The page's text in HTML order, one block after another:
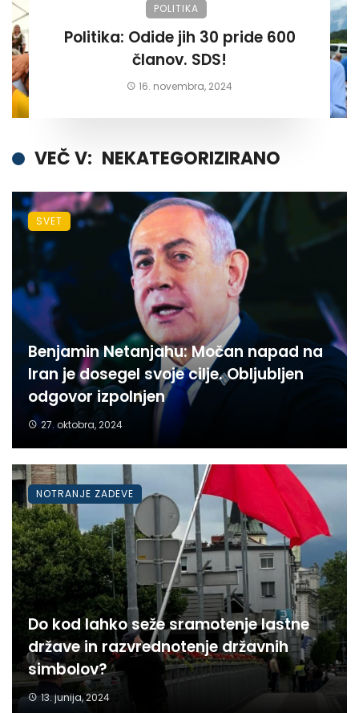
POLITIKA
Politika: Odide jih 30 pride 600
članov. SDS!
16. novembra, 2024
VEČ V: NEKATEGORIZIRANO
Benjamin Netanjahu: Močan napad na
Iran je dosegel svoje cilje. Obljubljen
odgovor izpolnjen
27. oktobra, 2024
SVET
Do kod lahko seže sramotenje lastne
države in razvrednotenje državnih
simbolov?
13. junija, 2024
NOTRANJE ZADEVE